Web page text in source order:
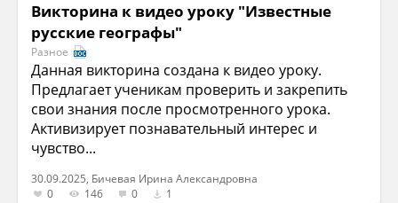
Викторина к видео уроку "Известные
русские географы"
Разное
Данная викторина создана к видео уроку.
Предлагает ученикам проверить и закрепить
свои знания после просмотренного урока.
Активизирует познавательный интерес и
чувство...
30.09.2025, Бичевая Ирина Александровна
0
146 0 1